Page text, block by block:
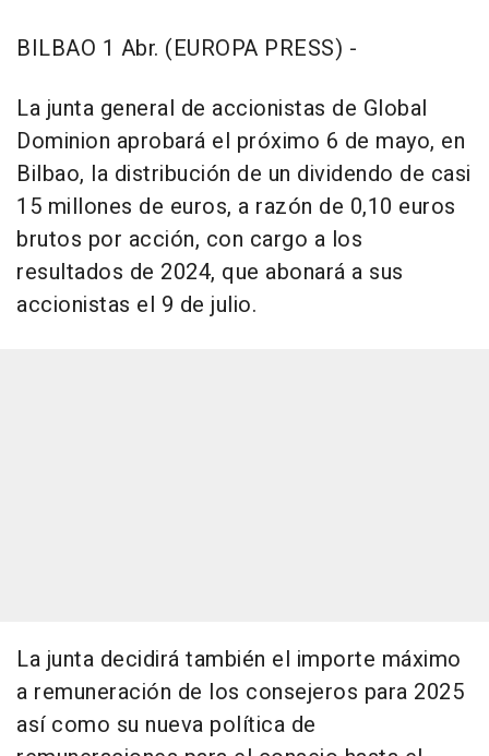
BILBAO 1 Abr. (EUROPA PRESS) -
La junta general de accionistas de Global
Dominion aprobará el próximo 6 de mayo, en
Bilbao, la distribución de un dividendo de casi
15 millones de euros, a razón de 0,10 euros
brutos por acción, con cargo a los
resultados de 2024, que abonará a sus
accionistas el 9 de julio.
La junta decidirá también el importe máximo
a remuneración de los consejeros para 2025
así como su nueva política de